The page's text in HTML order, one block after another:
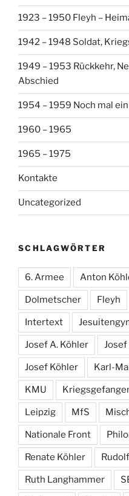
1923 – 1950 Fleyh –
1942 – 1948 Soldat,
1949 – 1953 Rückkehr,
Abschied
1954 – 1959 Noch mal
1960 – 1965
1965 – 1975
Kontakte
Uncategorized
SCHLAGWÖRTER
6. Armee Anton
Dolmetscher Fleyh
Intertext
Josef A. Köhler
Josef Köhler Karl-
KMU
Leipzig MfS
Nationale Front
Renate Köhler
Ruth Langhammer